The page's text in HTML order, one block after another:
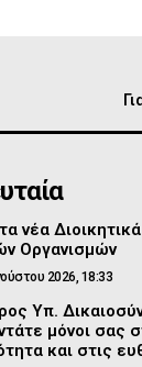
νέα
Οργανισμών
2026, 18:33
Υπ.
μόνοι σας
και στις